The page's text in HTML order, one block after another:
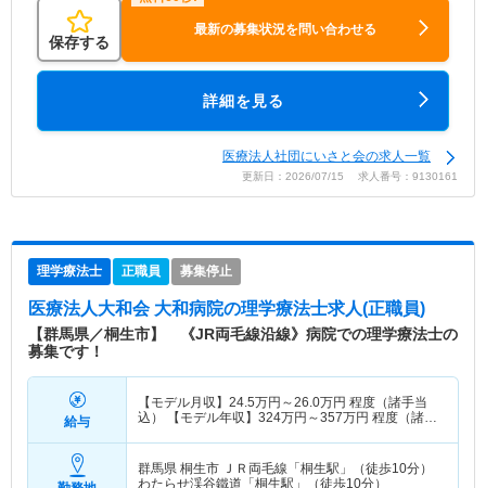
保存する
最新の募集状況を問い合わせる
詳細を見る
医療法人社団にいさと会の求人一覧
更新日：2026/07/15 求人番号：9130161
理学療法士 正職員 募集停止
医療法人大和会 大和病院の理学療法士求人(正職員)
【群馬県／桐生市】 《JR両毛線沿線》病院での理学療法士の
募集です！
給与
【モデル月収】 24.5万円～26.0万円 程度（諸手当
込） 【モデル年収】 324万円～357万円 程度（諸手
群馬県 桐生市 ＪＲ両毛線「桐生駅」（徒歩10分）
わたらせ渓谷鐵道「桐生駅」（徒歩10分）